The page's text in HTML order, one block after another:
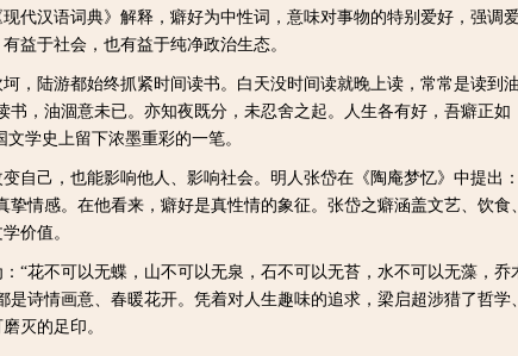
汉语词典》解释，癖好为中性词，意味对事物的特别爱好，强调
益于社会，也有益于纯净政治生态。
陆游都始终抓紧时间读书。白天没时间读就晚上读，常常是读到
，油涸意未已。亦知夜既分，未忍舍之起。人生各有好，吾癖正如
学史上留下浓墨重彩的一笔。
己，也能影响他人、影响社会。明人张岱在《陶庵梦忆》中提出
情感。在他看来，癖好是真性情的象征。张岱之癖涵盖文艺、饮食
价值。
花不可以无蝶，山不可以无泉，石不可以无苔，水不可以无藻，乔
诗情画意、春暖花开。凭着对人生趣味的追求，梁启超涉猎了哲学
灭的足印。